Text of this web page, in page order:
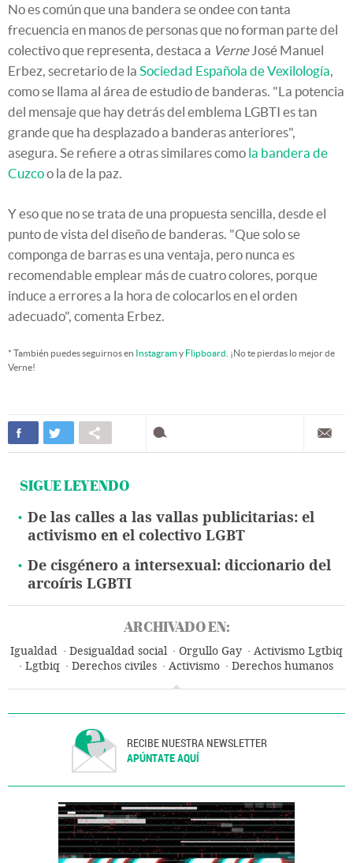
No es común que una bandera se ondee con tanta
frecuencia en manos de personas que no forman parte del
colectivo que representa, destaca a Verne José Manuel
Erbez , secretario de la Sociedad Española de Vexilología
como se llama al área de estudio de banderas. "La potencia
del mensaje que hay detrás del emblema LGBTI es tan
grande que ha desplazado a banderas anteriores",
asegura. Se refiere a otras similares como la bandera de
Cuzcoo la de la paz.
Y eso que no se trata de una propuesta sencilla, desde el
punto de vista del diseño de banderas. "Que solo se
componga de barras es una ventaja, pero nunca es
recomendable emplear más de cuatro colores, porque
induce a errores a la hora de colocarlos en el orden
adecuado", comenta Erbez.
* También puedes seguirnos en Instagramy Flipboard . ¡No te pierdas lo mejor de
Verne!
SIGUE LEYENDO
De las calles a las vallas publicitarias: el
activismo en el colectivo LGBT
De cisgénero a intersexual: diccionario del
arcoíris LGBTI
ARCHIVADO EN:
Igualdad Desigualdad social Orgullo Gay
Activismo Lgtbiq
Lgtbiq
Derechos civiles Activismo
Derechos humanos
RECIBE NUESTRA NEWSLETTER
APÚNTATE AQUÍ